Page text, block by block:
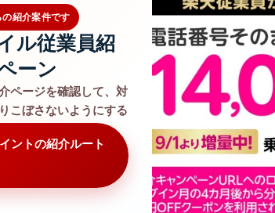
紹介案件です
ル従業員紹
ーン
ページを確認して、対
こぼさないようにする
ントの紹介ルート